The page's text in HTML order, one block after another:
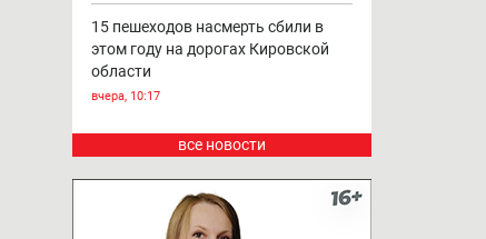
15 пешеходов насмерть сбили в
этом году на дорогах Кировской
области
вчера, 10:17
все новости